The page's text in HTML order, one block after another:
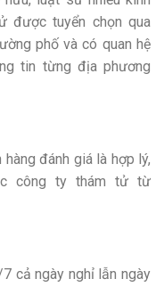
được tuyển chọn qua
phố và có quan hệ
tin từng địa phương
đánh giá là hợp lý,
công ty thám tử từ
cả ngày nghỉ lẫn ngày